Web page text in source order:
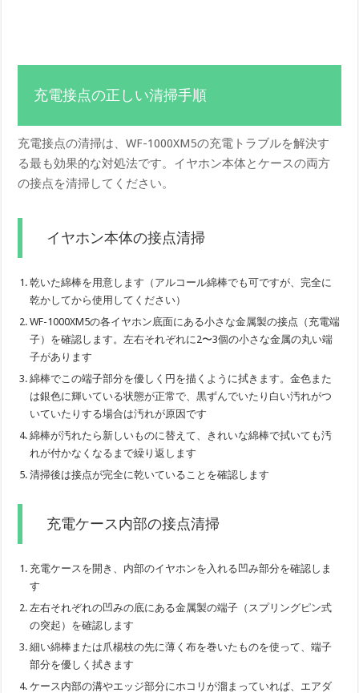
充電接点の正しい清掃手順
充電接点の清掃は、WF-1000XM5の充電トラブルを解決す
る最も効果的な対処法です。イヤホン本体とケースの両方
の接点を清掃してください。
イヤホン本体の接点清掃
乾いた綿棒を用意します（アルコール綿棒でも可ですが、完全に
乾かしてから使用してください）
WF-1000XM5の各イヤホン底面にある小さな金属製の接点（充電端
子）を確認します。左右それぞれに2〜3個の小さな金属の丸い端
子があります
綿棒でこの端子部分を優しく円を描くように拭きます。金色また
は銀色に輝いている状態が正常で、黒ずんでいたり白い汚れがつ
いていたりする場合は汚れが原因です
綿棒が汚れたら新しいものに替えて、きれいな綿棒で拭いても汚
れが付かなくなるまで繰り返します
清掃後は接点が完全に乾いていることを確認します
充電ケース内部の接点清掃
充電ケースを開き、内部のイヤホンを入れる凹み部分を確認しま
す
左右それぞれの凹みの底にある金属製の端子（スプリングピン式
の突起）を確認します
細い綿棒または爪楊枝の先に薄く布を巻いたものを使って、端子
部分を優しく拭きます
ケース内部の溝やエッジ部分にホコリが溜まっていれば、エアダ